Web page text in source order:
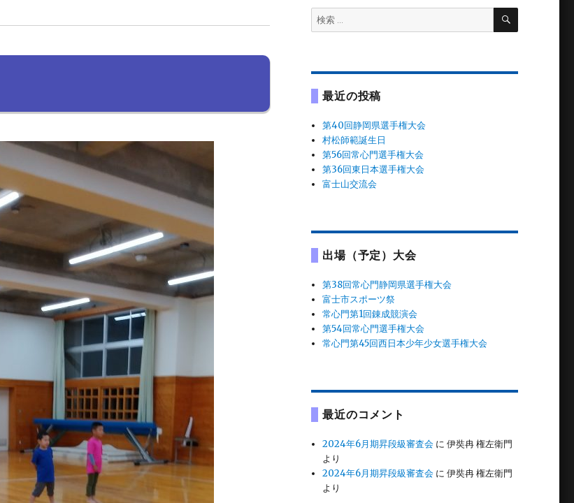
検
索:
検
最近の投稿
第40回静岡県選手権大会
村松師範誕生日
第56回常心門選手権大会
第36回東日本選手権大会
富士山交流会
出場（予定）大会
第38回常心門静岡県選手権大会
富士市スポーツ祭
常心門第1回錬成競演会
第54回常心門選手権大会
常心門第45回西日本少年少女選手権大会
最近のコメント
2024年6月期昇段級審査会 に伊奘冉 権左衛門
より
2024年6月期昇段級審査会 に伊奘冉 権左衛門
より